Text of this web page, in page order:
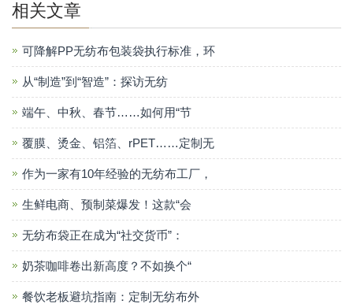
相关文章
可降解PP无纺布包装袋执行标准，环
从“制造”到“智造”：探访无纺
端午、中秋、春节……如何用“节
覆膜、烫金、铝箔、rPET……定制无
作为一家有10年经验的无纺布工厂，
生鲜电商、预制菜爆发！这款“会
无纺布袋正在成为“社交货币”：
奶茶咖啡卷出新高度？不如换个“
餐饮老板避坑指南：定制无纺布外